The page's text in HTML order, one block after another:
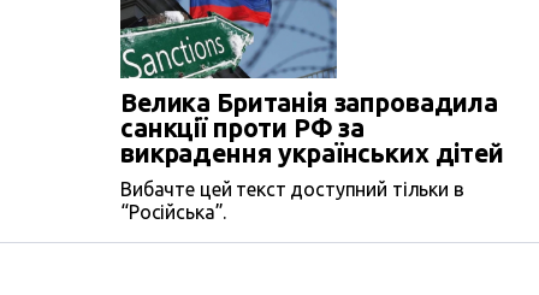
Велика Британія запровадила
санкції проти РФ за
викрадення українських дітей
Вибачте цей текст доступний тільки в
“Російська”.